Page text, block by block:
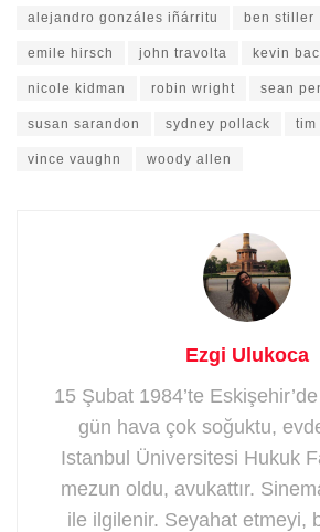
alejandro gonzáles iñárritu ben stiller
emile hirsch john travolta kevin
nicole kidman robin wright sean
susan sarandon sydney pollack tim
vince vaughn woody allen
Ezgi Ulukoca
15 Şubat 1984’te
gün hava çok soğuktu,
Istanbul Üniversitesi Hukuk
mezun oldu, avukattır.
ile ilgilenir. Seyahat etmeyi,